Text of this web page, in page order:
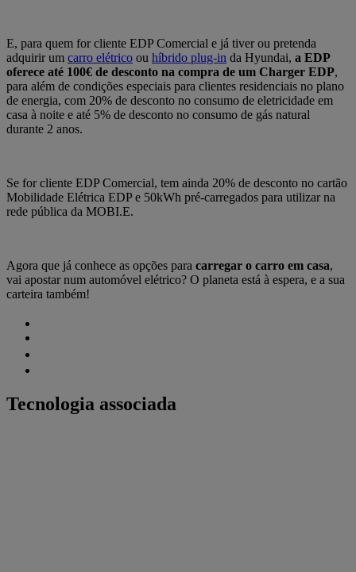
E, para quem for cliente EDP Comercial e já tiver ou pretenda
adquirir um carro elétrico ou híbrido plug-in da Hyundai, a EDP
oferece até 100€ de desconto na compra de um Charger EDP,
para além de condições especiais para clientes residenciais no plano
de energia, com 20% de desconto no consumo de eletricidade em
casa à noite e até 5% de desconto no consumo de gás natural
durante 2 anos.
Se for cliente EDP Comercial, tem ainda 20% de desconto no cartão
Mobilidade Elétrica EDP e 50kWh pré-carregados para utilizar na
rede pública da MOBI.E.
Agora que já conhece as opções para carregar o carro em casa,
vai apostar num automóvel elétrico? O planeta está à espera, e a sua
carteira também!
Tecnologia associada